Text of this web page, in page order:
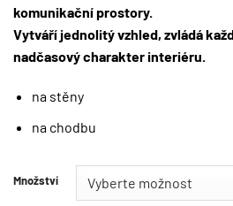
komunikační prostory.
Vytváří jednolitý vzhled, zvládá
nadčasový charakter interiéru.
na stěny
na chodbu
Množství